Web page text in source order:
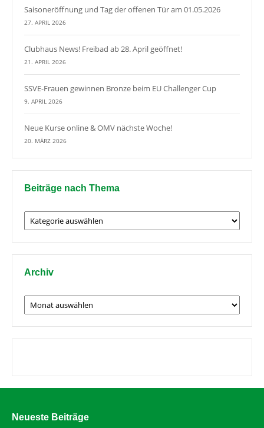
Saisoneröffnung und Tag der offenen Tür am 01.05.2026
27. APRIL 2026
Clubhaus News! Freibad ab 28. April geöffnet!
21. APRIL 2026
SSVE-Frauen gewinnen Bronze beim EU Challenger Cup
9. APRIL 2026
Neue Kurse online & OMV nächste Woche!
20. MÄRZ 2026
Beiträge nach Thema
Beiträge
nach
Thema
Archiv
Archiv
Neueste Beiträge